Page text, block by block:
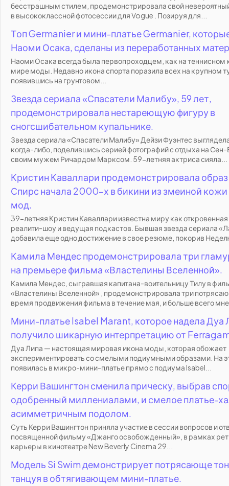
бесстрашным стилем, продемонстрировала свой
в высококлассной фотосессии для Vogue . Позируя для...
Топ Germanier и мини-платье Germanier,
Наоми Осака, сделаны из переработанных
Наоми Осака всегда была первопроходцем, как на теннисном
мире моды. Недавно икона спорта поразила всех на крупном
появившись на грунтовом...
Звезда сериала «Спасатели Малибу», 59 лет,
продемонстрировала нестареющую фигуру в
сногсшибательном купальнике.
Звезда сериала «Спасатели Малибу» Дейзи Фуэнтес
когда-либо, поделившись серией фотографий с отдыха на
своим мужем Ричардом Марксом. 59-летняя актриса сияла...
Кристин Каваллари продемонстрировала
Спирс начала 2000-х в бикини из змеиной кожи
мод.
39-летняя Кристин Каваллари известна миру как откровенная
реалити-шоу и ведущая подкастов. Бывшая звезда сериала
добавила еще одно достижение в свое резюме, покорив
Камила Мендес продемонстрировала три
на премьере фильма «Властелины Вселенной».
Камила Мендес, сыгравшая капитана-воительницу Тилу в
«Властелины Вселенной» , продемонстрировала три
время продвижения фильма в течение мая, и больше всего
Мини-платье Isabel Marant, которое надела Дуа
получило шикарную интерпретацию от
Дуа Липа — настоящая мировая икона моды, которая обожает
экспериментировать со смелыми подиумными образами. На
появилась в микро-мини-платье прямо с подиума Isabel...
Керри Вашингтон сменила прическу, выбрав
одобренный миллениалами, и смелое платье-
асимметричным подолом.
Суть Керри Вашингтон приняла участие в сессии вопросов и
посвященной фильму «Джанго освобожденный», в рамках
карьеры в кинотеатре New Beverly Cinema 29...
Модель Si Swim демонстрирует потрясающе
танцуя в обтягивающем мини-платье.